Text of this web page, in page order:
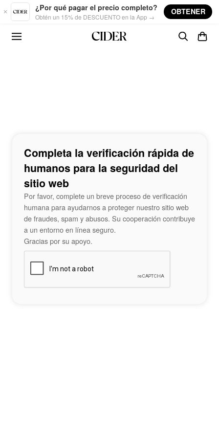
Skip to main content
¿Por qué pagar el precio completo?
Obtén un 15% de DESCUENTO en la App →
OBTENER
Completa la verificación rápida de
humanos para la seguridad del
sitio web
Por favor, complete un breve proceso de verificación
humana para ayudarnos a proteger nuestro sitio web
de fraudes, spam y abusos. Su cooperación contribuye
a un entorno en línea seguro.
Gracias por su apoyo.